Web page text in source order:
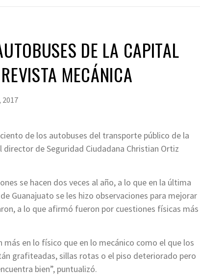
DE LA CAPITAL
MECÁNICA
2017
de los autobuses del transporte público de la
de Seguridad Ciudadana Christian Ortiz
se hacen dos veces al año, a lo que en la última
Guanajuato se les hizo observaciones para mejorar
a lo que afirmó fueron por cuestiones físicas más
más en lo físico que en lo mecánico como el que los
grafiteadas, sillas rotas o el piso deteriorado pero
bien”, puntualizó.